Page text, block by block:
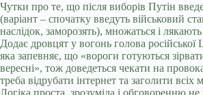
Чутки про те, що після виборів Путін
(варіант – спочатку введуть військовий
наслідок, заморозять), множаться і
Додає дровцят у вогонь голова
яка запевняє, що «вороги готуються
вересні», тож доведеться чекати на
треба відрубати інтернет та заголити всіх
Логіка проста, зрозуміла і обговоренню не